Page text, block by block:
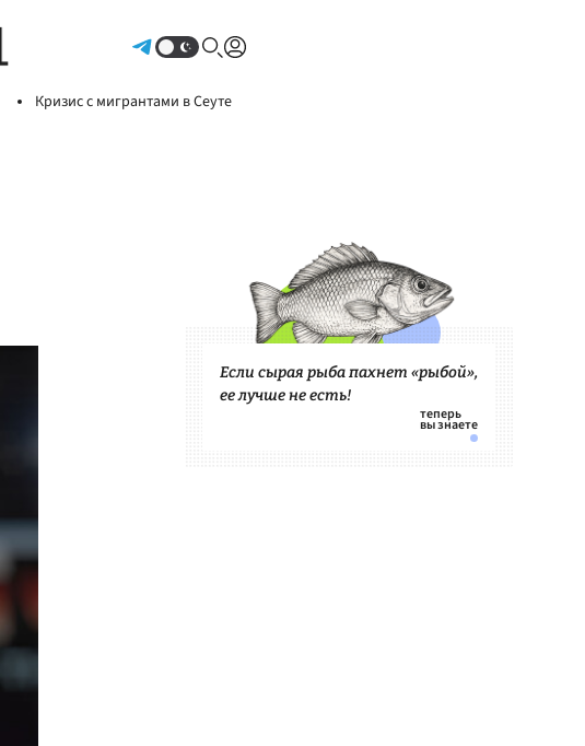
Кризис с мигрантами в Сеуте
Если сырая рыба пахнет «рыбой»,
ее лучше не есть!